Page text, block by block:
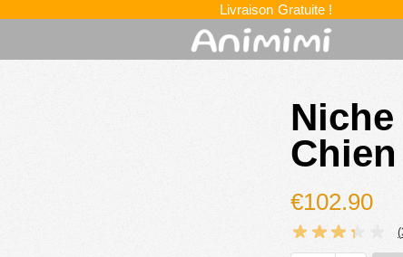
Livraison Gratuite !
€102.90
(